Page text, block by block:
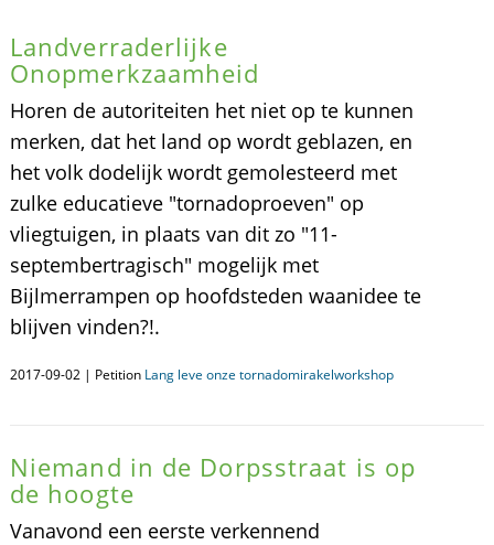
Landverraderlijke
Onopmerkzaamheid
Horen de autoriteiten het niet op te kunnen
merken, dat het land op wordt geblazen, en
het volk dodelijk wordt gemolesteerd met
zulke educatieve "tornadoproeven" op
vliegtuigen, in plaats van dit zo "11-
septembertragisch" mogelijk met
Bijlmerrampen op hoofdsteden waanidee te
blijven vinden?!.
2017-09-02 | Petition Lang leve onze tornadomirakelworkshop
Niemand in de Dorpsstraat is op
de hoogte
Vanavond een eerste verkennend